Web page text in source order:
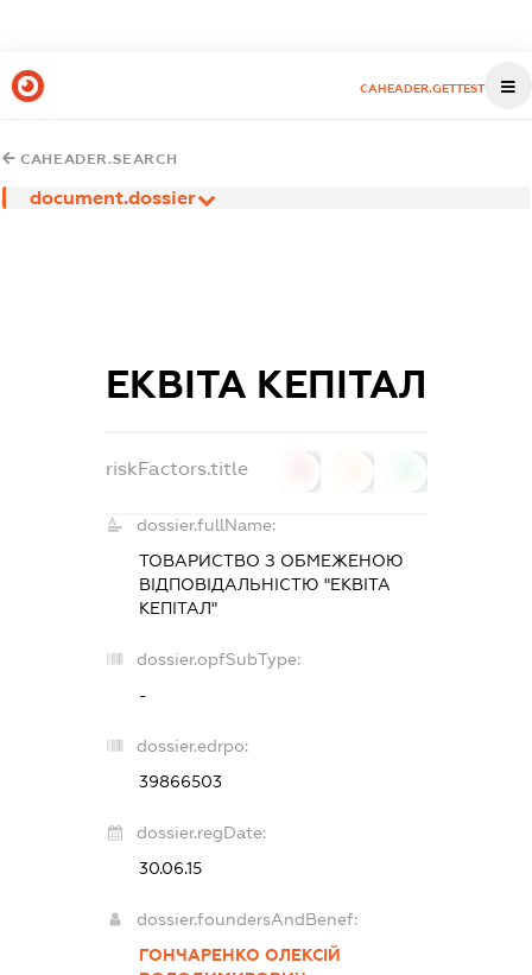
CAHEADER.GETTEST
CAHEADER.SEARCH
document.dossier
ЕКВІТА КЕПІТАЛ
riskFactors.title
dossier.fullName:
ТОВАРИСТВО З ОБМЕЖЕНОЮ
ВІДПОВІДАЛЬНІСТЮ "ЕКВІТА
КЕПІТАЛ"
dossier.opfSubType:
-
dossier.edrpo:
39866503
dossier.regDate:
30.06.15
dossier.foundersAndBenef:
ГОНЧАРЕНКО ОЛЕКСІЙ